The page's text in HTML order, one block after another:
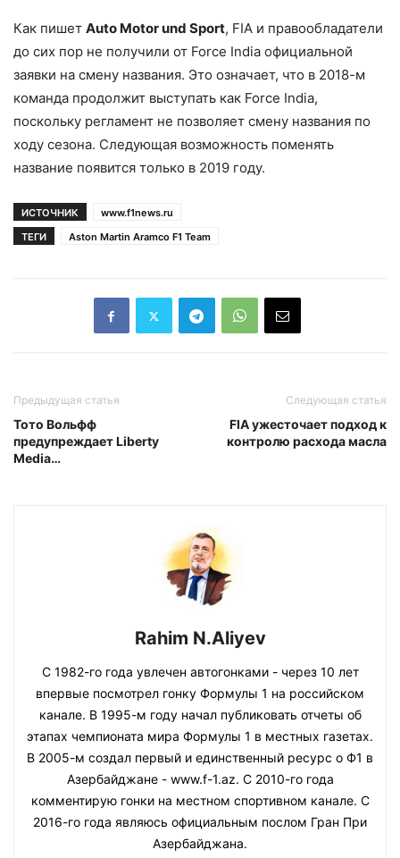
Как пишет Auto Motor und Sport, FIA и правообладатели
до сих пор не получили от Force India официальной
заявки на смену названия. Это означает, что в 2018-м
команда продолжит выступать как Force India,
поскольку регламент не позволяет смену названия по
ходу сезона. Следующая возможность поменять
название появится только в 2019 году.
ИСТОЧНИК
www.f1news.ru
ТЕГИ
Aston Martin Aramco F1 Team
Предыдущая статья
Тото Вольфф
предупреждает Liberty
Media…
Следующая статья
FIA ужесточает подход к
контролю расхода масла
Rahim N.Aliyev
С 1982-го года увлечен автогонками - через 10 лет
впервые посмотрел гонку Формулы 1 на российском
канале. В 1995-м году начал публиковать отчеты об
этапах чемпионата мира Формулы 1 в местных газетах.
В 2005-м создал первый и единственный ресурс о Ф1 в
Азербайджане - www.f-1.az. С 2010-го года
комментирую гонки на местном спортивном канале. С
2016-го года являюсь официальным послом Гран При
Азербайджана.